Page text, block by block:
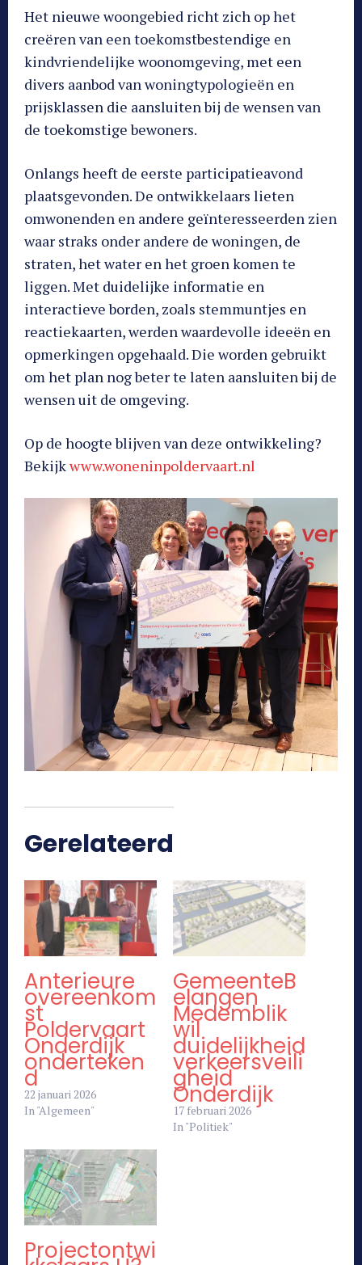
Het nieuwe woongebied richt zich op het
creëren van een toekomstbestendige en
kindvriendelijke woonomgeving, met een
divers aanbod van woningtypologieën en
prijsklassen die aansluiten bij de wensen van
de toekomstige bewoners.
Onlangs heeft de eerste participatieavond
plaatsgevonden. De ontwikkelaars lieten
omwonenden en andere geïnteresseerden zien
waar straks onder andere de woningen, de
straten, het water en het groen komen te
liggen. Met duidelijke informatie en
interactieve borden, zoals stemmuntjes en
reactiekaarten, werden waardevolle ideeën en
opmerkingen opgehaald. Die worden gebruikt
om het plan nog beter te laten aansluiten bij de
wensen uit de omgeving.
Op de hoogte blijven van deze ontwikkeling?
Bekijkwww.woneninpoldervaart.nl
Gerelateerd
Anterieure
overeenkom
st
Poldervaart
Onderdijk
onderteken
d
22 januari 2026
In "Algemeen"
GemeenteB
elangen
Medemblik
wil
duidelijkheid
verkeersveili
gheid
Onderdijk
17 februari 2026
In "Politiek"
Projectontwi